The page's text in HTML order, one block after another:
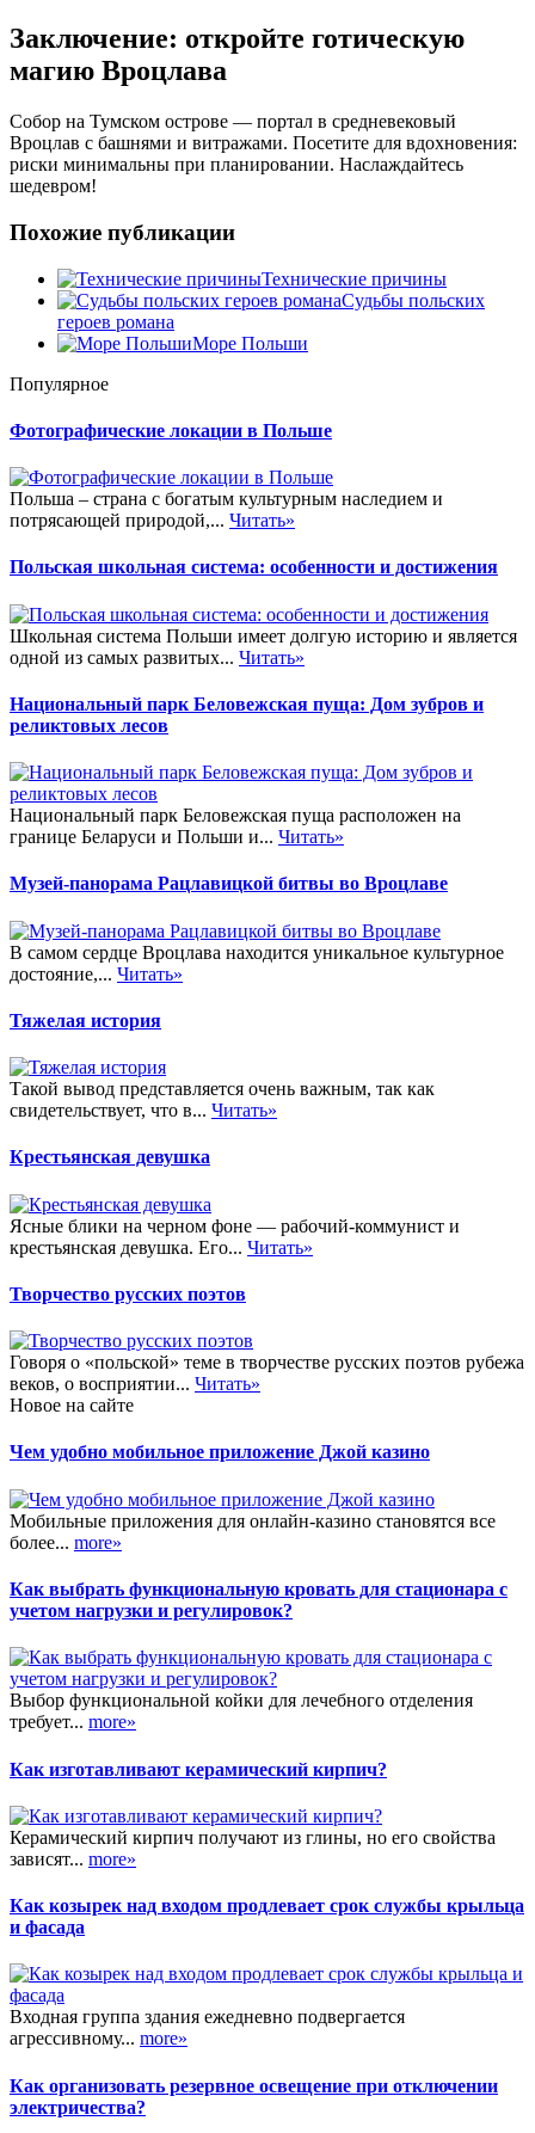
Заключение: откройте готическую
магию Вроцлава
Собор на Тумском острове — портал в средневековый
Вроцлав с башнями и витражами. Посетите для вдохновения:
риски минимальны при планировании. Наслаждайтесь
шедевром!
Похожие публикации
Технические причины
Судьбы польских
героев романа
Море Польши
Популярное
Фотографические локации в Польше
Польша – страна с богатым культурным наследием и
потрясающей природой,... Читать»
Польская школьная система: особенности и достижения
Школьная система Польши имеет долгую историю и является
одной из самых развитых... Читать»
Национальный парк Беловежская пуща: Дом зубров и
реликтовых лесов
Национальный парк Беловежская пуща расположен на
границе Беларуси и Польши и... Читать»
Музей-панорама Рацлавицкой битвы во Вроцлаве
В самом сердце Вроцлава находится уникальное культурное
достояние,... Читать»
Тяжелая история
Такой вывод представляется очень важным, так как
свидетельствует, что в... Читать»
Крестьянская девушка
Ясные блики на черном фоне — рабочий-коммунист и
крестьянская девушка. Его... Читать»
Творчество русских поэтов
Говоря о «польской» теме в творчестве русских поэтов рубежа
веков, о восприятии... Читать»
Новое на сайте
Чем удобно мобильное приложение Джой казино
Мобильные приложения для онлайн-казино становятся все
более... more»
Как выбрать функциональную кровать для стационара с
учетом нагрузки и регулировок?
Выбор функциональной койки для лечебного отделения
требует... more»
Как изготавливают керамический кирпич?
Керамический кирпич получают из глины, но его свойства
зависят... more»
Как козырек над входом продлевает срок службы крыльца
и фасада
Входная группа здания ежедневно подвергается
агрессивному... more»
Как организовать резервное освещение при отключении
электричества?